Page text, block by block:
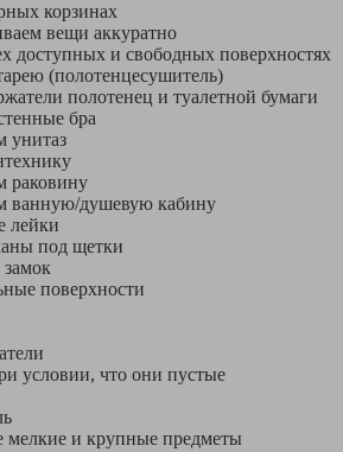
корзинах
вещи аккуратно
доступных и свободных поверхностях
(полотенцесушитель)
полотенец и туалетной бумаги
бра
унитаз
раковину
ванную/душевую кабину
лейки
под щетки
поверхности
условии, что они пустые
мелкие и крупные предметы